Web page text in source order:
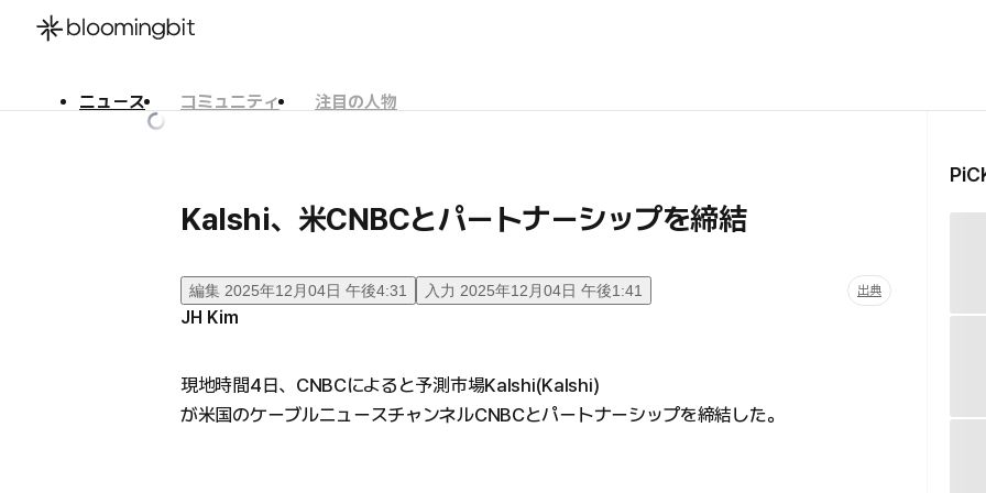
ニュース コミュニティ
注目の人物
Kalshi、米CNBCとパートナーシップを締結
編集 2025年12月04日 午後4:31 入力 2025年12月04日 午後1:41 出典
JH Kim
現地時間4日、CNBCによると予測市場Kalshi(Kalshi)
が米国のケーブルニュースチャンネルCNBCとパートナーシップを締結した。